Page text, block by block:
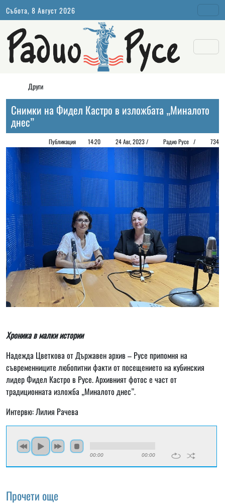
Събота, 8 Август 2026
Други
Снимки на Фидел Кастро в изложбата „Миналото
днес”
Публикация 14:20 24 Авг, 2023 / Радио Русе / 734
Хроника в малки истории
Надежда Цветкова от Държавен архив – Русе припомня на
съвременниците любопитни факти от посещението на кубинския
лидер Фидел Кастро в Русе. Архивният фотос е част от
традиционната изложба „Миналото днес”.
Интервю: Лилия Рачева
00:00 00:00
Прочети още